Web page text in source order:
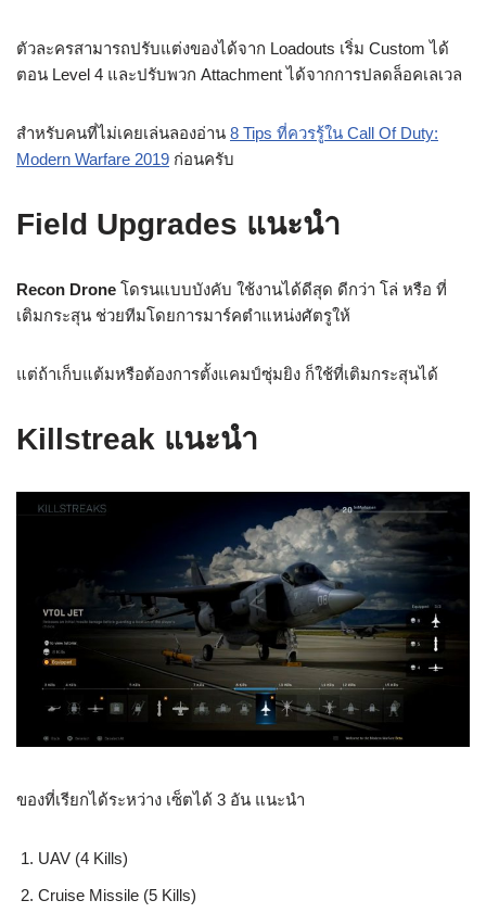
ตัวละครสามารถปรับแต่งของได้จาก Loadouts เริ่ม Custom ได้
ตอน Level 4 และปรับพวก Attachment ได้จากการปลดล็อคเลเวล
สำหรับคนที่ไม่เคยเล่นลองอ่าน 8 Tips ที่ควรรู้ใน Call Of Duty:
Modern Warfare 2019 ก่อนครับ
Field Upgrades แนะนำ
Recon Drone โดรนแบบบังคับ ใช้งานได้ดีสุด ดีกว่า โล่ หรือ ที่
เติมกระสุน ช่วยทีมโดยการมาร์คตำแหน่งศัตรูให้
แต่ถ้าเก็บแต้มหรือต้องการตั้งแคมป์ซุ่มยิง ก็ใช้ที่เติมกระสุนได้
Killstreak แนะนำ
ของที่เรียกได้ระหว่าง เซ็ตได้ 3 อัน แนะนำ
UAV (4 Kills)
Cruise Missile (5 Kills)